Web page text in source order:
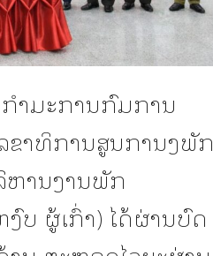
າມະການກົມການ
ຂາທິການສູນການງພັກ
ຫານງານພັກ
ບ ຜູ້ເກົ່າ) ໄດ້ຜ່ານບົດ